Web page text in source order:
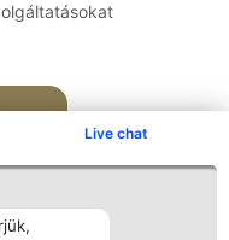
Live chat